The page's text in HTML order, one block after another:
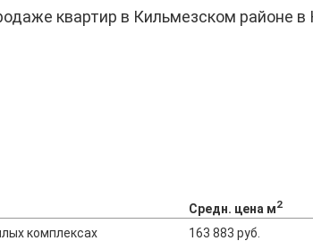
квартир в Кильмезском районе в
Средн. цена м2
комплексах
163 883 руб.